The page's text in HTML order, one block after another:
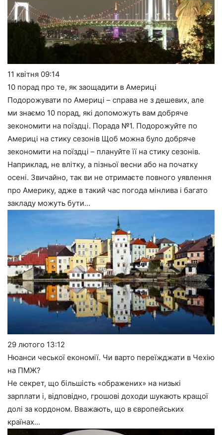
11 квітня 09:14
10 порад про те, як заощадити в Америці
Подорожувати по Америці – справа не з дешевих, але
ми знаємо 10 порад, які допоможуть вам добряче
зекономити на поїздці. Порада №1. Подорожуйте по
Америці на стику сезонів Щоб можна було добряче
зекономити на поїздці – плануйте її на стику сезонів.
Наприклад, не влітку, а пізньої весни або на початку
осені. Звичайно, так ви не отримаєте повного уявлення
про Америку, адже в такий час погода мінлива і багато
закладу можуть бути…
29 лютого 13:12
Нюанси чеської економії. Чи варто переїжджати в Чехію
на ПМЖ?
Не секрет, що більшість «ображених» на низькі
зарплати і, відповідно, грошові доходи шукають кращої
долі за кордоном. Вважають, що в європейських
країнах…